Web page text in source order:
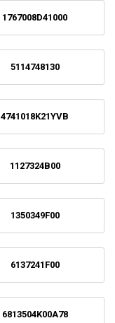
1767008D41000
5114748130
4741018K21YVB
1127324B00
1350349F00
6137241F00
6813504K00A78